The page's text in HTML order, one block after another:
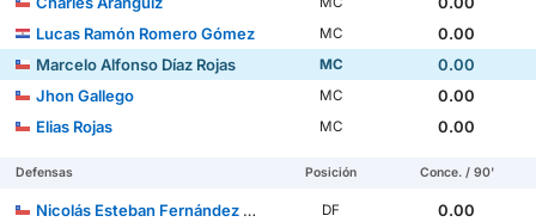
Lucas Ramón Romero Gómez
MC
0.00
Marcelo Alfonso Díaz Rojas
MC
0.00
Jhon Gallego
MC
0.00
Elias Rojas
MC 0.00
Defensas Posición Conce. / 90'
Nicolás Esteban Fernández Muñoz DF
0.00